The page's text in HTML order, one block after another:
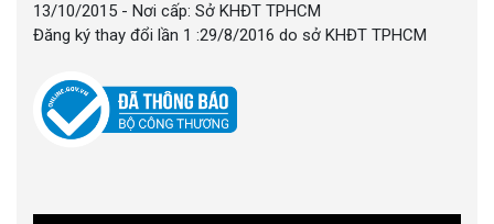
13/10/2015 - Nơi cấp: Sở KHĐT TPHCM
Đăng ký thay đổi lần 1 :29/8/2016 do sở KHĐT TPHCM